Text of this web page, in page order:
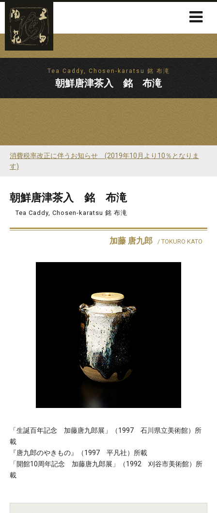
Tea Caddy, Chosen-karatsu 銘 布滝
朝鮮唐津茶入 銘 布滝
消費税率改正に伴うお知らせ (2019年10月より10％となりま
す)
朝鮮唐津茶入 銘 布滝
Tea Caddy, Chosen-karatsu 銘 布滝
加藤 唐九郎 / TOKURO KATO
「生誕百年記念 加藤唐九郎展」（1997 石川県立美術館）所
載
『唐九郎のやきもの』（1997 平凡社）所載
「開館10周年記念 加藤唐九郎展」（1992 刈谷市美術館）所
載